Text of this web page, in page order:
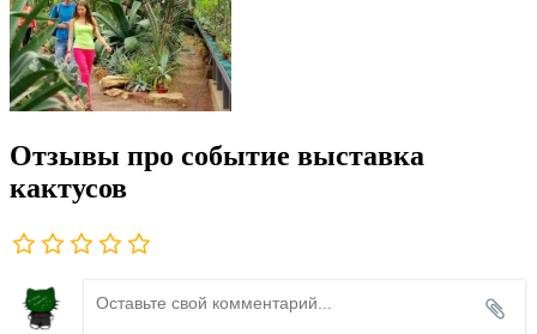
Отзывы про событие выставка
кактусов